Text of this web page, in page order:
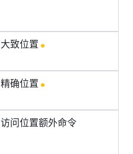
大致位置
精确位置
访问位置额外命令